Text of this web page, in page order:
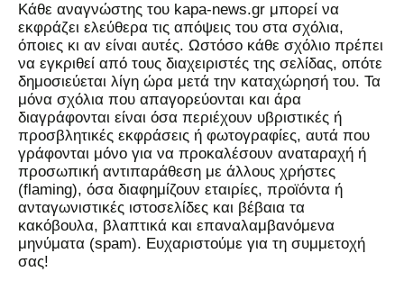
Kάθε αναγνώστης του kapa-news.gr μπορεί να
εκφράζει ελεύθερα τις απόψεις του στα σχόλια,
όποιες κι αν είναι αυτές. Ωστόσο κάθε σχόλιο πρέπει
να εγκριθεί από τους διαχειριστές της σελίδας, οπότε
δημοσιεύεται λίγη ώρα μετά την καταχώρησή του. Τα
μόνα σχόλια που απαγορεύονται και άρα
διαγράφονται είναι όσα περιέχουν υβριστικές ή
προσβλητικές εκφράσεις ή φωτογραφίες, αυτά που
γράφονται μόνο για να προκαλέσουν αναταραχή ή
προσωπική αντιπαράθεση με άλλους χρήστες
(flaming), όσα διαφημίζουν εταιρίες, προϊόντα ή
ανταγωνιστικές ιστοσελίδες και βέβαια τα
κακόβουλα, βλαπτικά και επαναλαμβανόμενα
μηνύματα (spam). Ευχαριστούμε για τη συμμετοχή
σας!